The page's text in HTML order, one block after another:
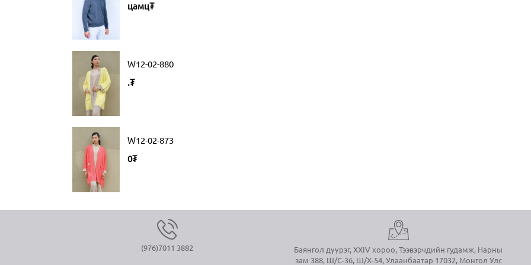
цамц₮
W12-02-880
.₮
W12-02-873
0₮
(976)7011 3882
Баянгол дүүрэг, XXIV хороо, Тээвэрчдийн гудамж, Нарны
зам 388, Ш/С-36, Ш/Х-54, Улаанбаатар 17032, Монгол Улс